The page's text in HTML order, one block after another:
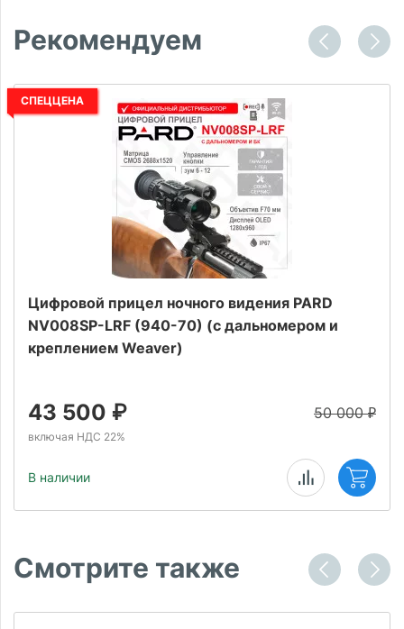
Рекомендуем
СПЕЦЦЕНА
Цифровой прицел ночного видения PARD
NV008SP-LRF (940-70) (с дальномером и
креплением Weaver)
50 000₽
43 500 ₽
включая НДС 22%
В наличии
Смотрите также